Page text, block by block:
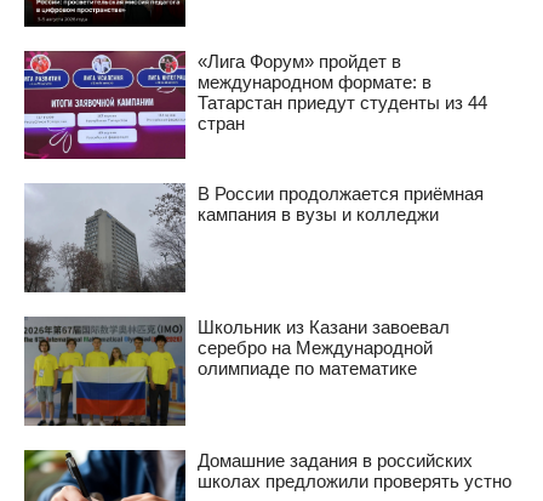
«Лига Форум» пройдет в
международном формате: в
Татарстан приедут студенты из 44
стран
В России продолжается приёмная
кампания в вузы и колледжи
Школьник из Казани завоевал
серебро на Международной
олимпиаде по математике
Домашние задания в российских
школах предложили проверять устно